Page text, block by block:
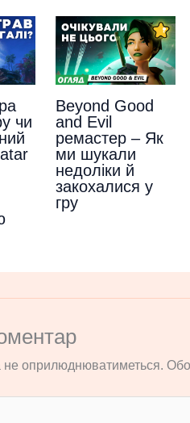
чи
Beyond Good
and Evil
ремастер – Як
ми шукали
недоліки й
закохалися у
гру
оприлюднюватиметься.